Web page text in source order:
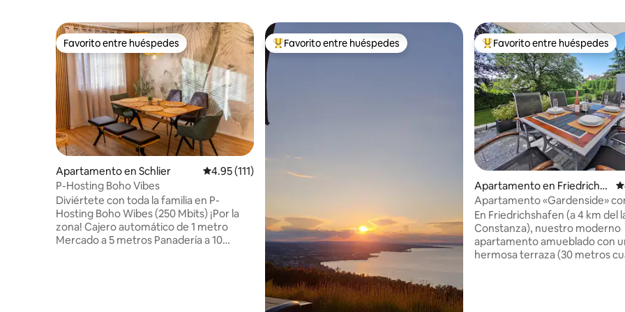
Favorito entre huéspedes
Favorito entre huéspedes
Apartamento en Schlier Calificación promedio: 4.95 de 5, 111 reseñas
4.95 (111)
P-Hosting Boho Vibes
Diviértete con toda la familia en P-
Hosting Boho Wibes (250 Mbits) ¡Por la
zona! Cajero automático de 1 metro
Mercado a 5 metros Panadería a 10
Favorito entre huéspedes preferido
Favorito entre huéspedes Favorito entre huéspedes
Favorito entre huéspedes
Apartamento en Friedrichs
hafen
Apartamento «Gardenside»
grande a 3 km del lago
En Friedrichshafen (a 4 km del
Constanza), nuestro moderno
apartamento amueblado con
hermosa terraza (30 metros